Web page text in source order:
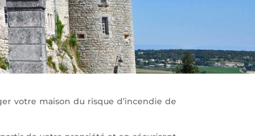
votre maison du risque d’incendie de